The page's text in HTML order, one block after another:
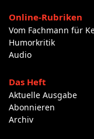
Online-Rubriken
Vom Fachmann für
Humorkritik
Audio
Das Heft
Aktuelle Ausgabe
Abonnieren
Archiv